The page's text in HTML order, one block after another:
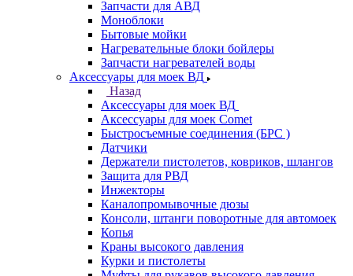
Запчасти для АВД
Моноблоки
Бытовые мойки
Нагревательные блоки бойлеры
Запчасти нагревателей воды
Аксессуары для моек ВД
Назад
Аксессуары для моек ВД
Аксессуары для моек Comet
Быстросъемные соединения (БРС )
Датчики
Держатели пистолетов, ковриков, шлангов
Защита для РВД
Инжекторы
Каналопромывочные дюзы
Консоли, штанги поворотные для автомоек
Копья
Краны высокого давления
Курки и пистолеты